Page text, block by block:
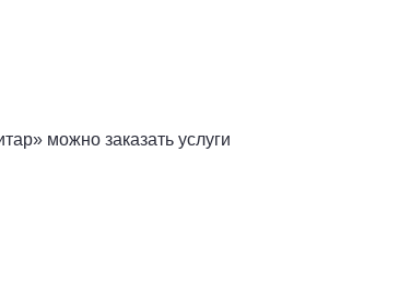
можно заказать услуги